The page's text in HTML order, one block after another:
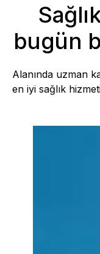
bugün
Alanında uzman
en iyi sağlık